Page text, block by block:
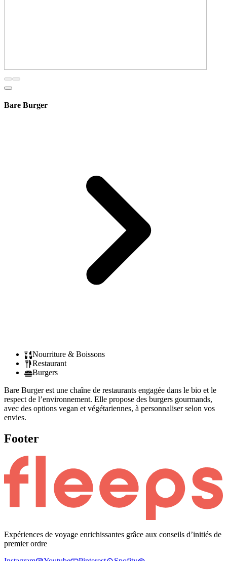
Bare Burger
Nourriture & Boissons
Restaurant
Burgers
Bare Burger est une chaîne de restaurants engagée dans le bio et le
respect de l’environnement. Elle propose des burgers gourmands,
avec des options vegan et végétariennes, à personnaliser selon vos
envies.
Footer
Expériences de voyage enrichissantes grâce aux conseils d’initiés de
premier ordre